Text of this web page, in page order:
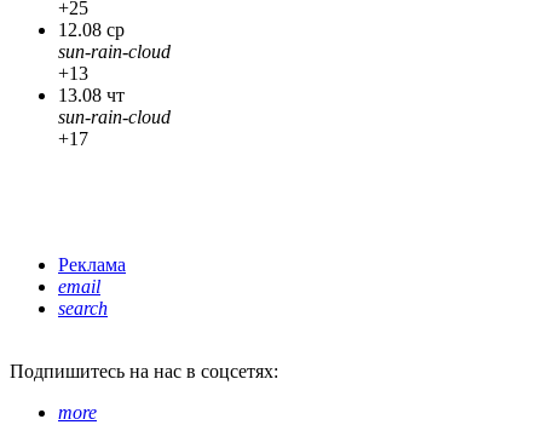
+25
12.08 ср
sun-rain-cloud
+13
13.08 чт
sun-rain-cloud
+17
Реклама
email
search
Подпишитесь на нас в соцсетях:
more